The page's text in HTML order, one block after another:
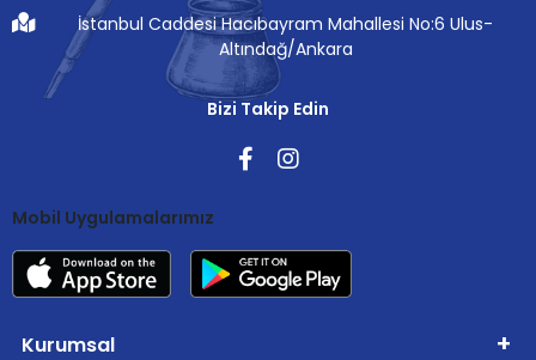
İstanbul Caddesi Hacıbayram Mahallesi No:6 Ulus-
Altındağ/Ankara
Bizi Takip Edin
Mobil Uygulamalarımız
Kurumsal